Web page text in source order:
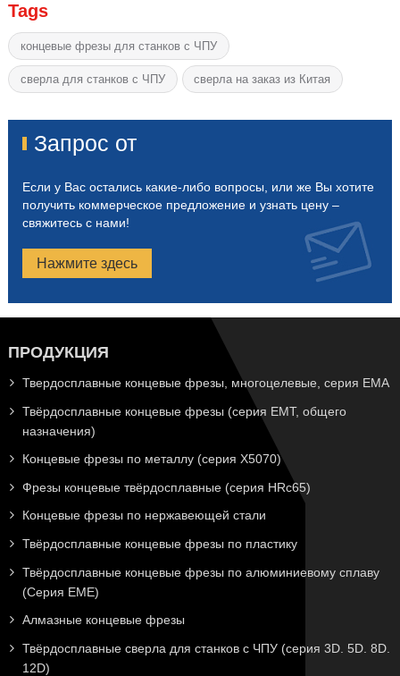
Tags
концевые фрезы для станков с ЧПУ
сверла для станков с ЧПУ сверла на заказ из Китая
Запрос от
Если у Вас остались какие-либо вопросы, или же Вы хотите
получить коммерческое предложение и узнать цену –
свяжитесь с нами!
Нажмите здесь
ПРОДУКЦИЯ
Твердосплавные концевые фрезы, многоцелевые, серия EMA
Твёрдосплавные концевые фрезы (серия EMT, общего
назначения)
Концевые фрезы по металлу (серия X5070)
Фрезы концевые твёрдосплавные (серия HRc65)
Концевые фрезы по нержавеющей стали
Твёрдосплавные концевые фрезы по пластику
Твёрдосплавные концевые фрезы по алюминиевому сплаву
(Серия EME)
Алмазные концевые фрезы
Твёрдосплавные сверла для станков с ЧПУ (серия 3D. 5D. 8D.
12D)